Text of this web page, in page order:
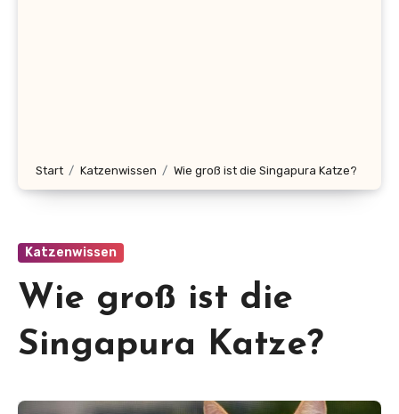
Start Katzenwissen Wie groß ist die Singapura Katze?
Katzenwissen
Wie groß ist die
Singapura Katze?